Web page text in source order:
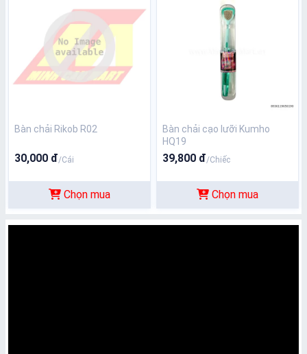
Bàn chải Rikob R02
30,000 đ/Cái
Chọn mua
Bàn chải cạo lưỡi Kumho
HQ19
39,800 đ/Chiếc
Chọn mua